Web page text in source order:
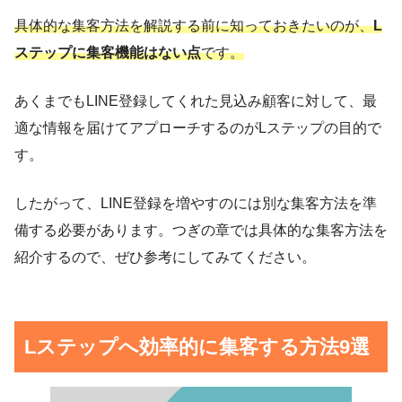
具体的な集客方法を解説する前に知っておきたいのが、L
ステップに集客機能はない点です。
あくまでもLINE登録してくれた見込み顧客に対して、最
適な情報を届けてアプローチするのがLステップの目的で
す。
したがって、LINE登録を増やすのには別な集客方法を準
備する必要があります。つぎの章では具体的な集客方法を
紹介するので、ぜひ参考にしてみてください。
Lステップへ効率的に集客する方法9選